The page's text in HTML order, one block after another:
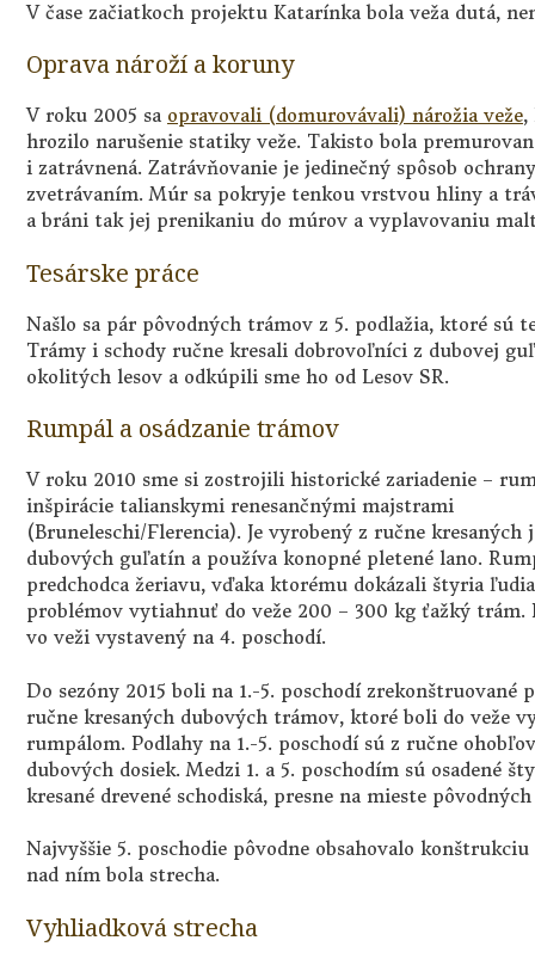
V čase začiatkoch projektu Katarínka bola veža dutá,
Oprava nároží a koruny
V roku 2005 sa opravovali (domurovávali) nárožia veže,
hrozilo narušenie statiky veže. Takisto bola
i zatrávnená. Zatrávňovanie je jedinečný spôsob
zvetrávaním. Múr sa pokryje tenkou vrstvou hliny a
a bráni tak jej prenikaniu do múrov a vyplavovaniu
Tesárske práce
Našlo sa pár pôvodných trámov z 5. podlažia, ktoré sú
Trámy i schody ručne kresali dobrovoľníci z dubovej
okolitých lesov a odkúpili sme ho od Lesov SR.
Rumpál a osádzanie trámov
V roku 2010 sme si zostrojili historické zariadenie –
inšpirácie talianskymi renesančnými majstrami
(Bruneleschi/Flerencia). Je vyrobený z ručne kresaných
dubových guľatín a používa konopné pletené lano.
predchodca žeriavu, vďaka ktorému dokázali štyria
problémov vytiahnuť do veže 200 – 300 kg ťažký trám.
vo veži vystavený na 4. poschodí.
Do sezóny 2015 boli na 1.-5. poschodí zrekonštruované
ručne kresaných dubových trámov, ktoré boli do veže
rumpálom. Podlahy na 1.-5. poschodí sú z ručne
dubových dosiek. Medzi 1. a 5. poschodím sú osadené
kresané drevené schodiská, presne na mieste
Najvyššie 5. poschodie pôvodne obsahovalo
nad ním bola strecha.
Vyhliadková strecha